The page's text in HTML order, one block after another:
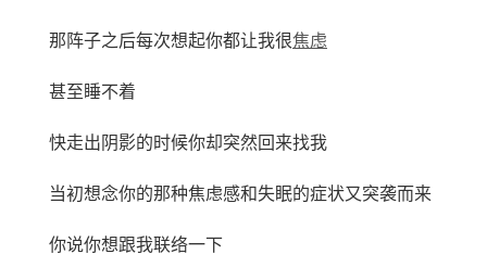
那阵子之后每次想起你都让我很焦虑
甚至睡不着
快走出阴影的时候你却突然回来找我
当初想念你的那种焦虑感和失眠的症状又突袭而来
你说你想跟我联络一下